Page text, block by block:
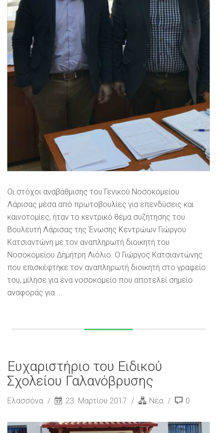
Οι στόχοι αναβάθμισης του Γενικού Νοσοκομείου
Λάρισας μέσα από πρωτοβουλίες για επενδύσεις και
καινοτομίες, ήταν το κεντρικό θέμα συζήτησης του
Βουλευτή Λάρισας της Ένωσης Κεντρώων Γιώργου
Κατσιαντώνη με τον αναπληρωτή διοικητή του
Νοσοκομείου Δημήτρη Λιόλιο. Ο Γιώργος Κατσιαντώνης
που επισκέφτηκε τον αναπληρωτή διοικητή στο γραφείο
του, μίλησε για ένα νοσοκομείο που αποτελεί σημείο
αναφοράς για ...
Ευχαριστήριο του Ειδικού
Σχολείου Γαλανόβρυσης
Ελασσόνα 23. Μαρτίου 2017 Νέα 0